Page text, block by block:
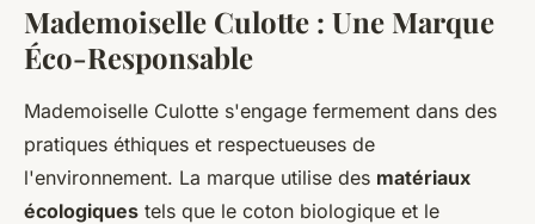
Mademoiselle Culotte : Une Marque
Éco-Responsable
Mademoiselle Culotte s'engage fermement dans des
pratiques éthiques et respectueuses de
l'environnement. La marque utilise des matériaux
écologiques tels que le coton biologique et le